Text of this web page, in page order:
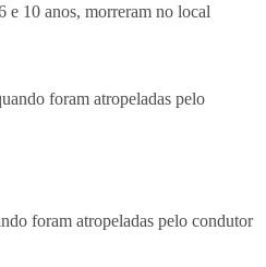
e 10 anos, morreram no local
foram atropeladas pelo condutor